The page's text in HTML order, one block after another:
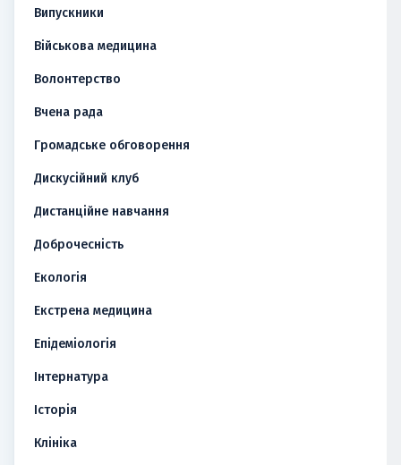
Випускники
Військова медицина
Волонтерство
Вчена рада
Громадське обговорення
Дискусійний клуб
Дистанційне навчання
Доброчесність
Екологія
Екстрена медицина
Епідеміологія
Інтернатура
Історія
Клініка